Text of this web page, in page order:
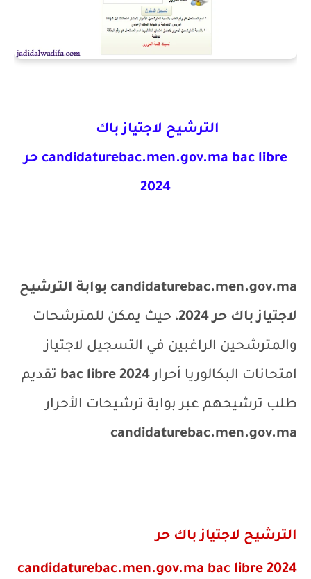
حر candidaturebac.men.gov.ma bac libre
2024
candidaturebac.men.gov.ma بوابة الترشيح
لاجتياز باك حر 2024
، حيث يمكن للمترشحات
والمترشحين الراغبين في التسجيل لاجتياز
امتحانات البكالوريا أحرار2024
bac libre تقديم
طلب ترشيحهم عبر بوابة ترشيحات الأحرار
candidaturebac.men.gov.ma
الترشيح لاجتياز باك حر
candidaturebac.men.gov.ma bac libre 2024